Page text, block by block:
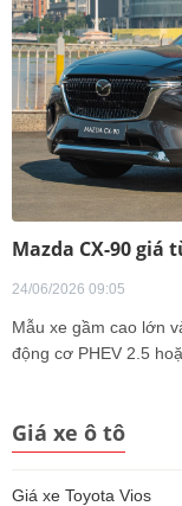
Mazda CX-90 giá
24/06/2026 09:05
Mẫu xe gầm cao lớn
động cơ PHEV 2.5
Giá xe ô tô
Giá xe Toyota Vios